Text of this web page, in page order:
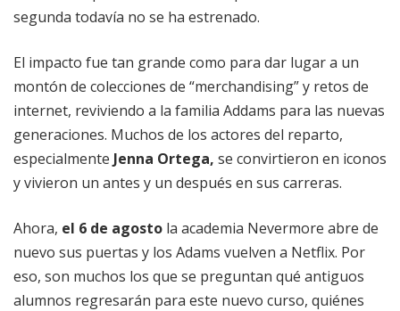
segunda todavía no se ha estrenado.
El impacto fue tan grande como para dar lugar a un
montón de colecciones de “merchandising” y retos de
internet, reviviendo a la familia Addams para las nuevas
generaciones. Muchos de los actores del reparto,
especialmente Jenna Ortega, se convirtieron en iconos
y vivieron un antes y un después en sus carreras.
Ahora, el 6 de agosto la academia Nevermore abre de
nuevo sus puertas y los Adams vuelven a Netflix. Por
eso, son muchos los que se preguntan qué antiguos
alumnos regresarán para este nuevo curso, quiénes